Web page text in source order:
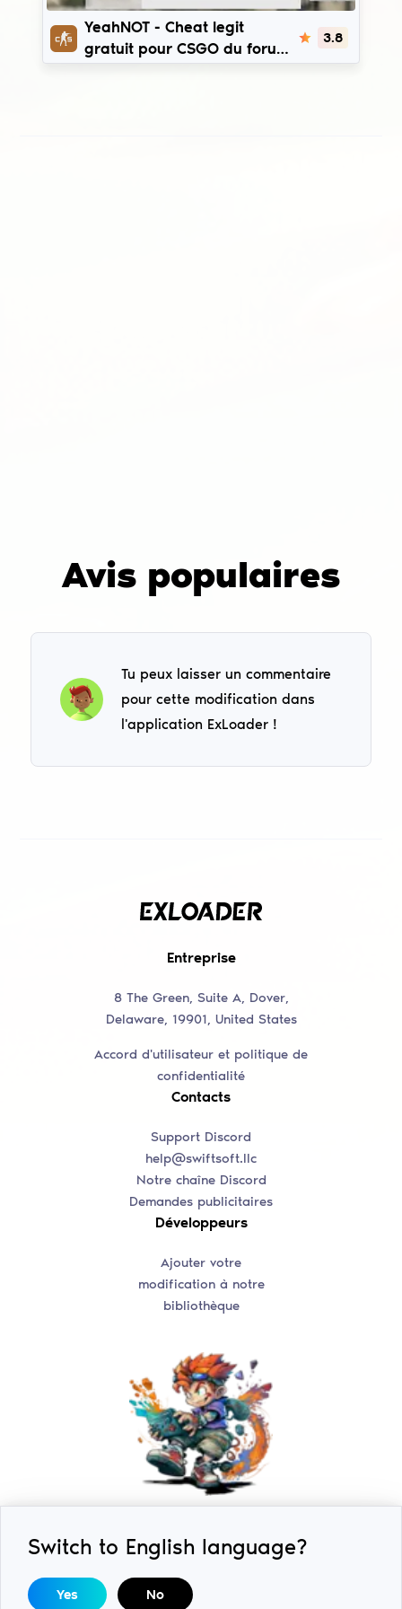
YeahNOT
YeahNOT - Cheat legit
gratuit pour CSGO du forum
3.8
Avis populaires
Tu peux laisser un commentaire
pour cette modification dans
l'application ExLoader !
Entreprise
8 The Green, Suite A, Dover,
Delaware, 19901, United States
Accord d'utilisateur et politique de
confidentialité
Contacts
Support Discord
help@swiftsoft.llc
Notre chaîne Discord
Demandes publicitaires
Développeurs
Ajouter votre
modification à notre
bibliothèque
2018-2026 © ExLoader. Tous droits réservés. Conçu et
développé par
SwiftSoft LLC.
Switch to English language?
Yes No